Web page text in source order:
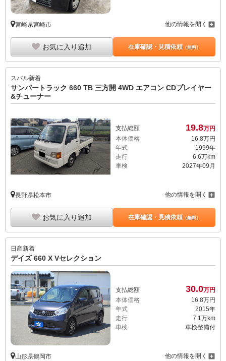
宮崎県宮崎市 他の情報を開く
お気に入り追加 在庫確認・見積依頼（無料）
スバル新着
サンバートラック 660 TB 三方開 4WD エアコン CDプレイヤー
&チューナー
支払総額 19.8万円
本体価格
16.8万円
年式
1999年
走行
6.6万km
車検
2027年09月
長野県松本市 他の情報を開く
お気に入り追加 在庫確認・見積依頼（無料）
日産新着
デイズ 660 X Vセレクション
支払総額 30.0万円
本体価格
16.8万円
年式
2015年
走行
7.1万km
車検
車検整備付
山形県鶴岡市 他の情報を開く